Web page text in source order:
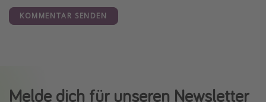
KOMMENTAR SENDEN
Melde dich für unseren Newsletter